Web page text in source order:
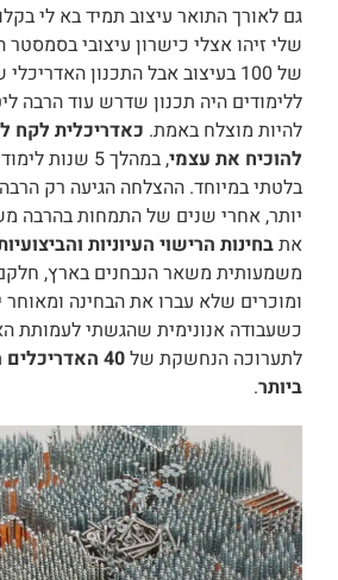
גם לאורך התואר עיצוב תמיד בא לי
שלי זיהו אצלי כישרון עיצובי בסמסטר
של 100 בעיצוב אבל התכנון
ללימודים היה תכנון שדרש עוד הרבה
להיות מוצלח באמת. כאדריכלית לקח
להוכיח את עצמי
, במהלך 5
בלטתי במיוחד. ההצלחה הגיעה רק
יותר, אחרי שנים של התמחות בהרבה
אתבחינות הרישוי העיוניות
משמעותית משאר הנבחנים בארץ,
כשעבודה אנונימית שהגשתי לעמותת
לתערוכה הנחשקת של
40
ביותר.